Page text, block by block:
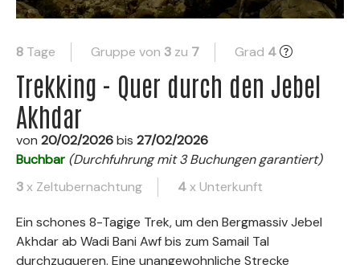
8 Tage Gruppe von 3 zu 7 Grad 4
Trekking - Quer durch den Jebel
Akhdar
von 20/02/2026bis 27/02/2026
Buchbar (Durchfuhrung mit 3 Buchungen garantiert)
3x Zeltubernachtung 4x Unterkunft
Ein schones 8-Tagige Trek, um den Bergmassiv Jebel
Akhdar ab Wadi Bani Awf bis zum Samail Tal
durchzuqueren. Eine unangewohnliche Strecke